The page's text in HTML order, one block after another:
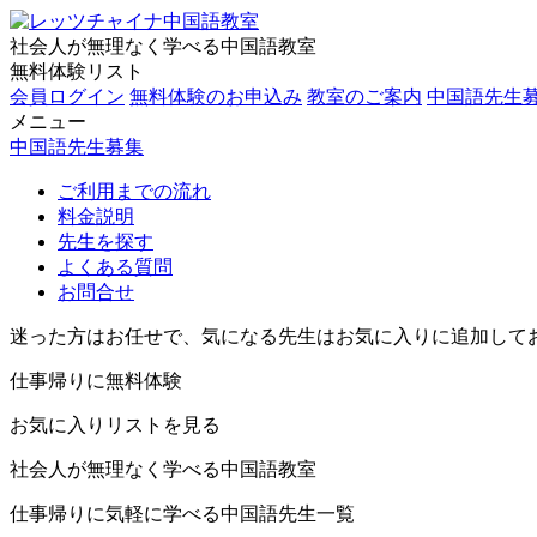
社会人が無理なく学べる中国語教室
無料体験リスト
会員ログイン 無料体験のお申込み 教室のご案内 中国語先生
メニュー
中国語先生募集
ご利用までの流れ
料金説明
先生を探す
よくある質問
お問合せ
迷った方はお任せで、気になる先生はお気に入りに追加して
仕事帰りに無料体験
お気に入りリストを見る
社会人が無理なく学べる中国語教室
仕事帰りに気軽に学べる中国語先生一覧